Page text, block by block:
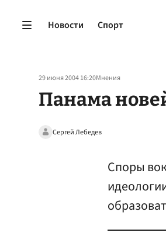
Новости Спорт
29 июня 2004 16:20Мнения
Панама
Сергей Лебедев
Споры